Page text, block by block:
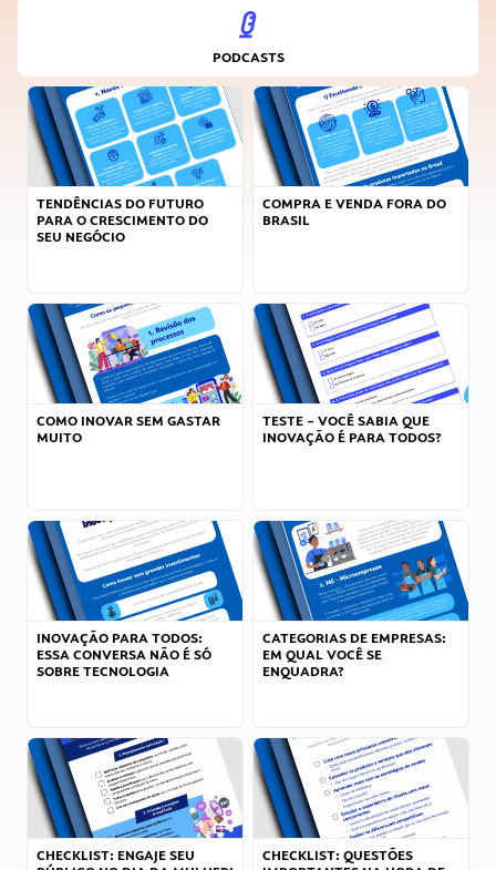
PODCASTS
TENDÊNCIAS DO FUTURO
PARA O CRESCIMENTO DO
SEU NEGÓCIO
COMPRA E VENDA FORA DO
BRASIL
COMO INOVAR SEM GASTAR
MUITO
TESTE – VOCÊ SABIA QUE
INOVAÇÃO É PARA TODOS?
INOVAÇÃO PARA TODOS:
ESSA CONVERSA NÃO É SÓ
SOBRE TECNOLOGIA
CATEGORIAS DE EMPRESAS:
EM QUAL VOCÊ SE
ENQUADRA?
CHECKLIST: ENGAJE SEU
CHECKLIST: QUESTÕES